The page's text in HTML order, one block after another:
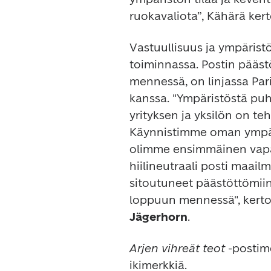
ruokavaliota”, Kähärä
Vastuullisuus ja
toiminnassa. Postin
mennessä, on linjassa
kanssa. "Ympäristöstä
yrityksen ja yksilön on
Käynnistimme oman
olimme ensimmäinen
hiilineutraali posti
sitoutuneet
loppuun mennessä",
Jägerhorn.
Arjen vihreät teot -
ikimerkkiä.